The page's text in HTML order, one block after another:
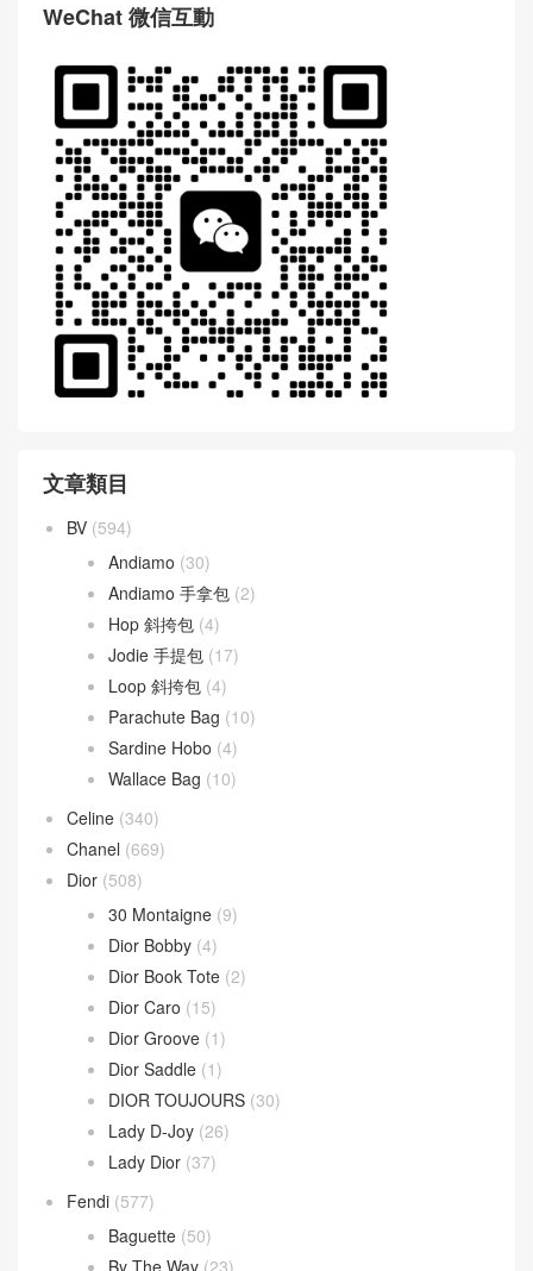
WeChat 微信互動
文章類目
(594)
Andiamo(30)
Andiamo 手拿包
Hop 斜挎包
Jodie 手提包
Loop 斜挎包
(4)
Parachute Bag
Sardine Hobo (4)
Wallace Bag (10)
Celine(340)
Chanel(669)
Dior
(508)
30 Montaigne(9)
Dior Bobby(4)
Dior Book Tote
Dior Caro (15)
Dior Groove
(1)